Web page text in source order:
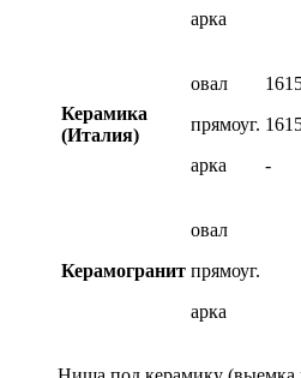
арка
Керамика
(Италия)
овал
прямоуг.
арка
-
Керамогранит
овал
прямоуг.
арка